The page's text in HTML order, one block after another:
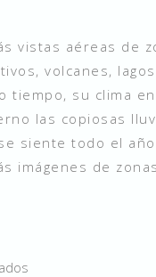
vistas aéreas de
volcanes,
tiempo, su clima
las copiosas
siente todo el
imágenes de